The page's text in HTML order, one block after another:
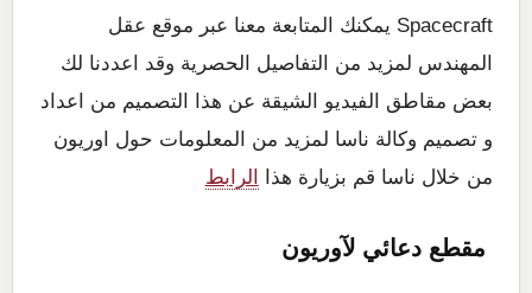
Spacecraft يمكنك المتابعة معنا عبر موقع عقل
المهندس لمزيد من التفاصيل الحصرية وقد اعددنا لك
بعض مقاطق الفيديو الشيقة عن هذا التصميم من اعداد
و تصميم وكالة ناسا لمزيد من المعلومات حول اوريون
من خلال ناسا قم بزيارة هذا
الرابط
مقطع دعائي لآوريون